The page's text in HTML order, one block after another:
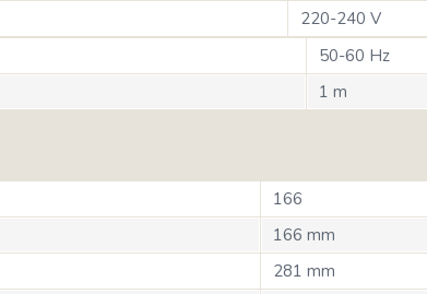
220-240 V
50-60 Hz
1 m
166
166 mm
281 mm